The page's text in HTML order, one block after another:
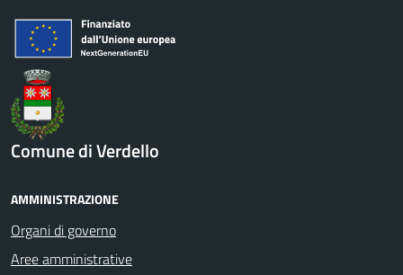
Comune di Verdello
AMMINISTRAZIONE
Organi di governo
Aree amministrative